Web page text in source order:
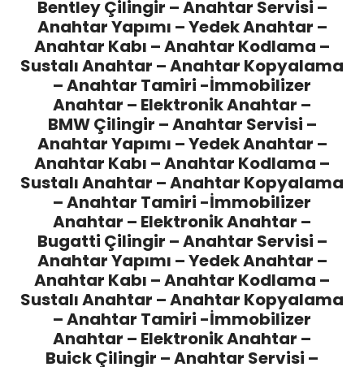
Bentley Çilingir – Anahtar Servisi –
Anahtar Yapımı – Yedek Anahtar –
Anahtar Kabı – Anahtar Kodlama –
Sustalı Anahtar – Anahtar Kopyalama
– Anahtar Tamiri -İmmobilizer
Anahtar – Elektronik Anahtar –
BMW Çilingir – Anahtar Servisi –
Anahtar Yapımı – Yedek Anahtar –
Anahtar Kabı – Anahtar Kodlama –
Sustalı Anahtar – Anahtar Kopyalama
– Anahtar Tamiri -İmmobilizer
Anahtar – Elektronik Anahtar –
Bugatti Çilingir – Anahtar Servisi –
Anahtar Yapımı – Yedek Anahtar –
Anahtar Kabı – Anahtar Kodlama –
Sustalı Anahtar – Anahtar Kopyalama
– Anahtar Tamiri -İmmobilizer
Anahtar – Elektronik Anahtar –
Buick Çilingir – Anahtar Servisi –